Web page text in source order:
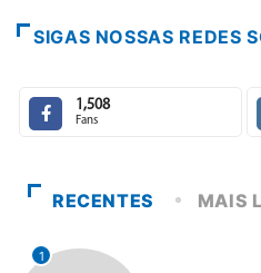
SIGAS NOSSAS REDES
1,508
Fans
RECENTES MAIS
1